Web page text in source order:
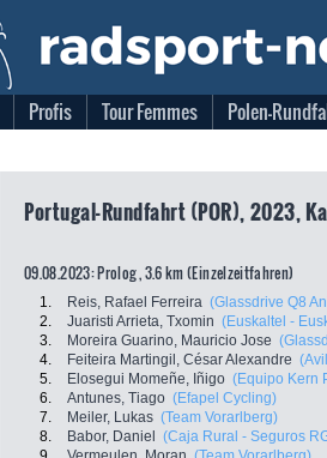
Profis Tour Femmes Polen-
Portugal-Rundfahrt (POR), 2023,
09.08.2023: Prolog , 3.6 km (Einzelzeitfahren)
1. Reis, Rafael Ferreira (Glassdrive Q8
2.
Juaristi Arrieta, Txomin (Euskaltel -
3.
Moreira Guarino, Mauricio Jose
4.
Feiteira Martingil, César Alexandre
5.
Elosegui Momeñe, Iñigo (Equipo Kern
6.
Antunes, Tiago (Efapel Cycling)
7.
Meiler, Lukas (Team Vorarlberg)
8.
Babor, Daniel (Caja Rural - Seguros